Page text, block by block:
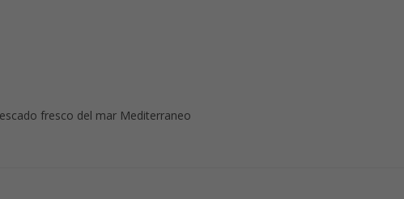
fresco del mar Mediterraneo